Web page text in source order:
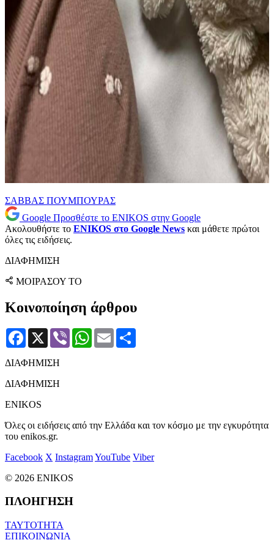
ΣΑΒΒΑΣ ΠΟΥΜΠΟΥΡΑΣ
Google Προσθέστε το ENIKOS στην Google
Ακολουθήστε το ENIKOS στο Google News και μάθετε πρώτοι
όλες τις ειδήσεις.
ΔΙΑΦΗΜΙΣΗ
ΜΟΙΡΑΣΟΥ ΤΟ
Κοινοποίηση άρθρου
Facebook
X Viber WhatsApp
Email
ΔΙΑΦΗΜΙΣΗ
ΔΙΑΦΗΜΙΣΗ
ENIKOS
Όλες οι ειδήσεις από την Ελλάδα και τον κόσμο με την εγκυρότητα
του enikos.gr.
Facebook X InstagramYouTube Viber
© 2026 ENIKOS
ΠΛΟΗΓΗΣΗ
ΤΑΥΤΟΤΗΤΑ
ΕΠΙΚΟΙΝΩΝΙΑ